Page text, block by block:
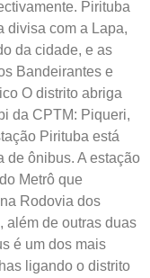
Pirituba
divisa com a Lapa,
da cidade, e as
Bandeirantes e
O distrito abriga
da CPTM: Piqueri,
Pirituba está
de ônibus. A estação
Metrô que
Rodovia dos
além de outras duas
é um dos mais
ligando o distrito